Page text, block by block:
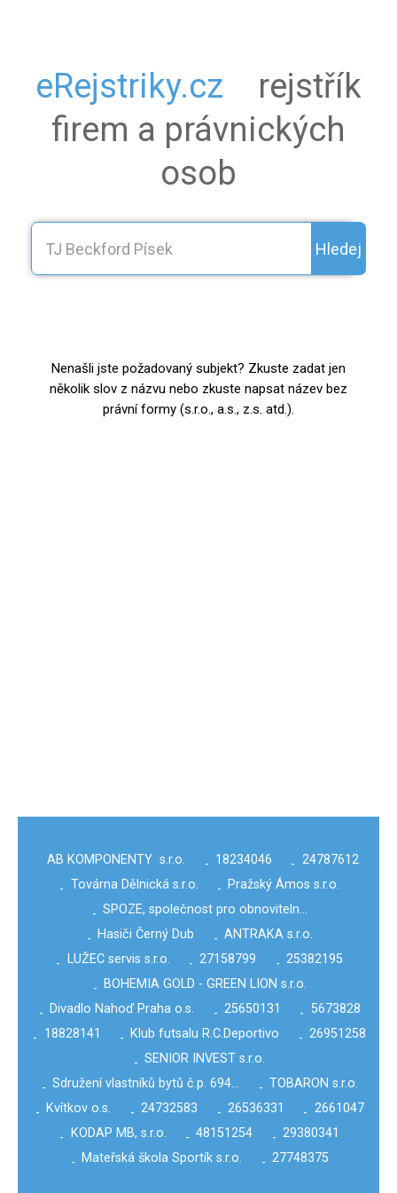
eRejstriky.cz
rejstřík
firem a právnických
osob
Hledej
Nenašli jste požadovaný subjekt? Zkuste zadat jen
několik slov z názvu nebo zkuste napsat název bez
právní formy (s.r.o., a.s., z.s. atd.).
AB KOMPONENTY s.r.o. - 18234046 - 24787612
- Továrna Dělnická s.r.o. - Pražský Ámos s.r.o.
- SPOZE, společnost pro obnoviteln…
- Hasiči Černý Dub - ANTRAKA s.r.o.
-
LUŽEC servis s.r.o. - 27158799 - 25382195
- BOHEMIA GOLD - GREEN LION s.r.o.
- Divadlo Nahoď Praha o.s. - 25650131 - 5673828
- 18828141 - Klub futsalu R.C.Deportivo - 26951258
- SENIOR INVEST s.r.o.
- Sdružení vlastníků bytů č.p. 694… - TOBARON s.r.o.
- Kvítkov o.s. - 24732583 - 26536331 - 2661047
-
KODAP MB, s.r.o. - 48151254 - 29380341
- Mateřská škola Sportík s.r.o. - 27748375